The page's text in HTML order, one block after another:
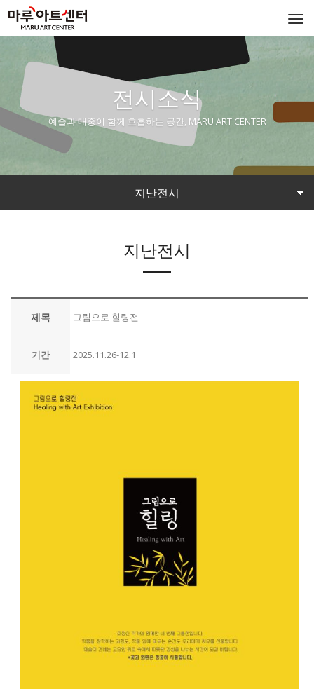
전시소식
예술과 대중이 함께 호흡하는 공간, MARU ART CENTER
지난전시
지난전시
제목 그림으로 힐링전
기간 2025.11.26-12.1